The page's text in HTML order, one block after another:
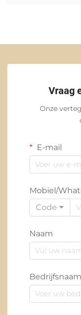
Vraag
Onze
E-mail
Mobiel/
Code
Naam
Bedrijfsnaam